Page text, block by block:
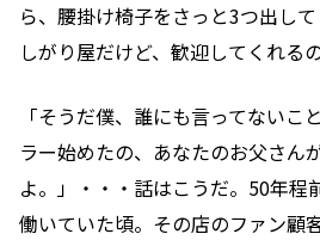
ら、腰掛け椅子をさっと3つ出し
しがり屋だけど、歓迎してくれる
「そうだ僕、誰にも言ってないこ
ラー始めたの、あなたのお父さん
よ。」・・・話はこうだ。50年程
働いていた頃。その店のファン顧